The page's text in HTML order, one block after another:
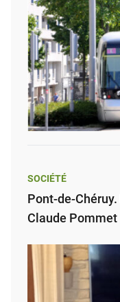
SOCIÉTÉ
Pont-de-
Claude Pommet